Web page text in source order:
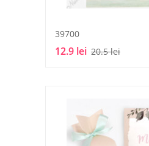
39700
12.9 lei 20.5 lei